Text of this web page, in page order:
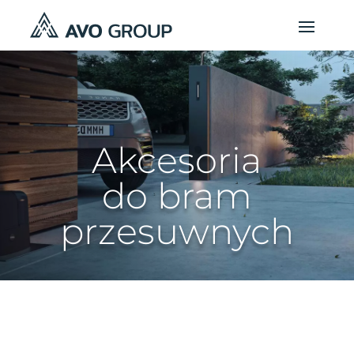
Akcesoria
do bram
przesuwnych